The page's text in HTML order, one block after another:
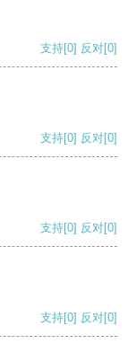
支持[0] 反对[0]
支持[0] 反对[0]
支持[0] 反对[0]
支持[0] 反对[0]